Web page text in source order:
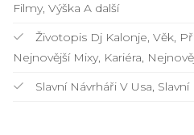
Filmy, Výška A další
Životopis Dj Kalonje, Věk,
Nejnovější Mixy, Kariéra,
Slavní Návrháři V Usa, Slavní